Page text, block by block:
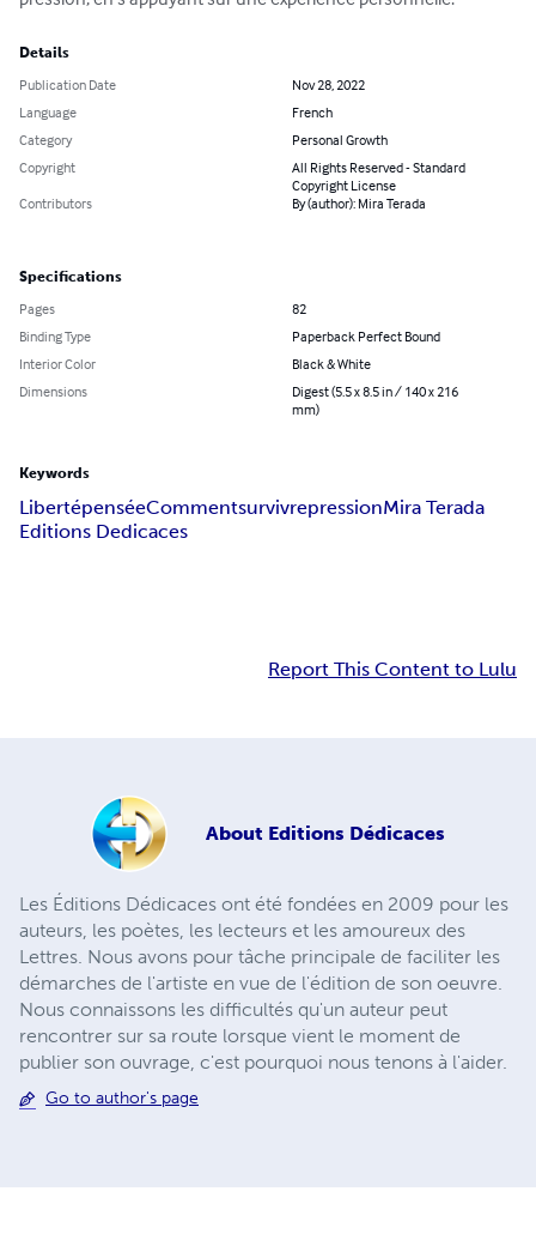
Details
Publication Date
Nov 28, 2022
Language
French
Category
Personal Growth
Copyright
All Rights Reserved - Standard
Copyright License
Contributors
By (author): Mira Terada
Specifications
Pages
82
Binding Type
Paperback Perfect Bound
Interior Color
Black & White
Dimensions
Digest (5.5 x 8.5 in / 140 x 216
mm)
Keywords
LibertépenséeCommentsurvivrepressionMira Terada
Editions Dedicaces
Report This Content to Lulu
About Editions Dédicaces
Les Éditions Dédicaces ont été fondées en 2009 pour les
auteurs, les poètes, les lecteurs et les amoureux des
Lettres. Nous avons pour tâche principale de faciliter les
démarches de l'artiste en vue de l'édition de son oeuvre.
Nous connaissons les difficultés qu'un auteur peut
rencontrer sur sa route lorsque vient le moment de
publier son ouvrage, c'est pourquoi nous tenons à l'aider.
Go to author's page